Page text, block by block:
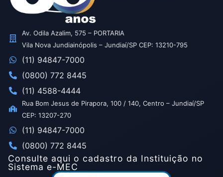
Av. Odila Azalim, 575 – PORTARIA
Vila Nova Jundiainópolis – Jundiaí/SP CEP: 13210-795
(11) 94847-7000
(0800) 772 8445
(11) 4588-4444
Rua Bom Jesus de Pirapora, 100 / 140, Centro – Jundiaí/SP
CEP: 13207-270
(11) 94847-7000
(0800) 772 8445
Consulte aqui o cadastro da Instituição no
Sistema e-MEC